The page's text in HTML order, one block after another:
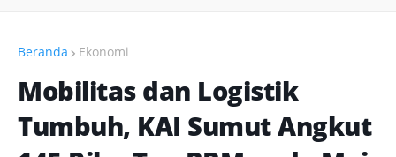
Beranda Ekonomi
Mobilitas dan Logistik
Tumbuh, KAI Sumut Angkut